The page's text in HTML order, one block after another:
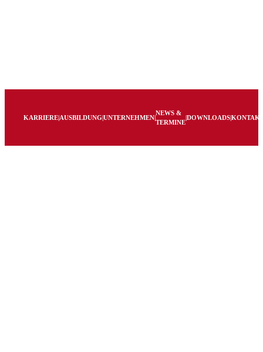
KARRIERE|AUSBILDUNG|UNTERNEHMEN|
NEWS &
TERMINE
|DOWNLOADS|